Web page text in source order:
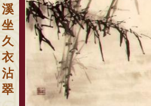
溪
坐
久
衣
沾
翠